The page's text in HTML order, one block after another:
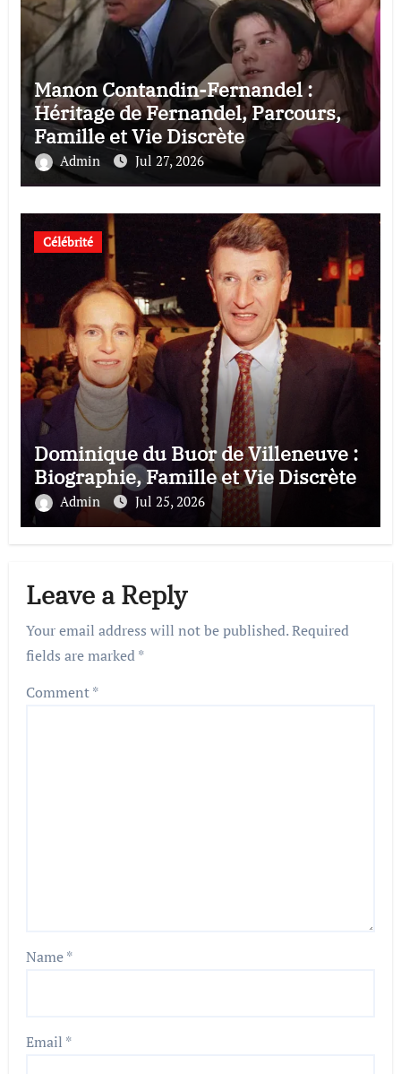
Manon Contandin-Fernandel :
Héritage de Fernandel, Parcours,
Famille et Vie Discrète
Admin Jul 27, 2026
Célébrité
Dominique du Buor de Villeneuve :
Biographie, Famille et Vie Discrète
Admin Jul 25, 2026
Leave a Reply
Your email address will not be published.Required
fields are marked*
Comment*
Name*
Email *